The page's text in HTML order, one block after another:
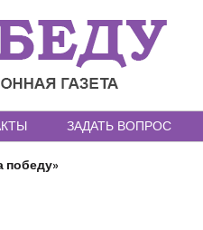
ЗАДАТЬ ВОПРОС
победу»